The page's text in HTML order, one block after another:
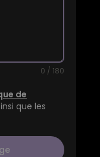
0 / 180
de
que les